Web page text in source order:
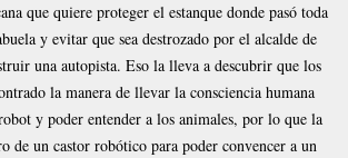
que quiere proteger el estanque donde pasó toda
y evitar que sea destrozado por el alcalde de
una autopista. Eso la lleva a descubrir que los
la manera de llevar la consciencia humana
y poder entender a los animales, por lo que la
de un castor robótico para poder convencer a un